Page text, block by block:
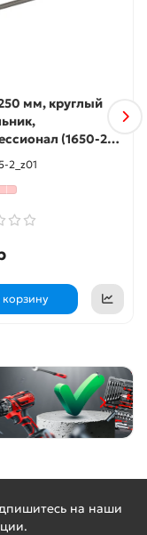
мм, круглый
(1650-25-
2_z01
корзину
на наши